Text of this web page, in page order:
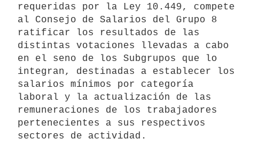
requeridas por la Ley 10.449, compete
al Consejo de Salarios del Grupo 8
ratificar los resultados de las
distintas votaciones llevadas a cabo
en el seno de los Subgrupos que lo
integran, destinadas a establecer los
salarios mínimos por categoría
laboral y la actualización de las
remuneraciones de los trabajadores
pertenecientes a sus respectivos
sectores de actividad.